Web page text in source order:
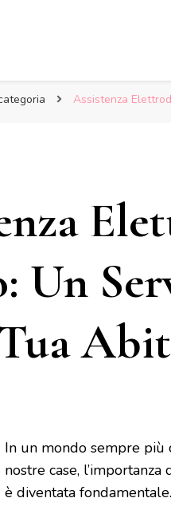
Assistenza
Un
In un mondo sempre più
nostre case,
è diventata